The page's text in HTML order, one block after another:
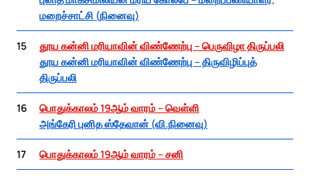
மறைச்சாட்சி (நினைவு)
15
தூய கன்னி மரியாவின் விண்ணேற்பு – பெருவிழா திருப்பலி
தூய கன்னி மரியாவின் விண்ணேற்பு – திருவிழிப்புத்
திருப்பலி
16
பொதுக்காலம் 19ஆம் வாரம் – வெள்ளி
அங்கேரி புனித ஸ்தேவான் (வி.நினைவு)
17 பொதுக்காலம் 19ஆம் வாரம் – சனி